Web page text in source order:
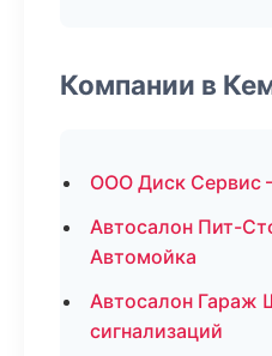
Компании в
ООО Диск Сервис
Автосалон Пит-
Автомойка
Автосалон Гараж
сигнализаций